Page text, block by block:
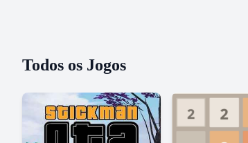
Todos os Jogos